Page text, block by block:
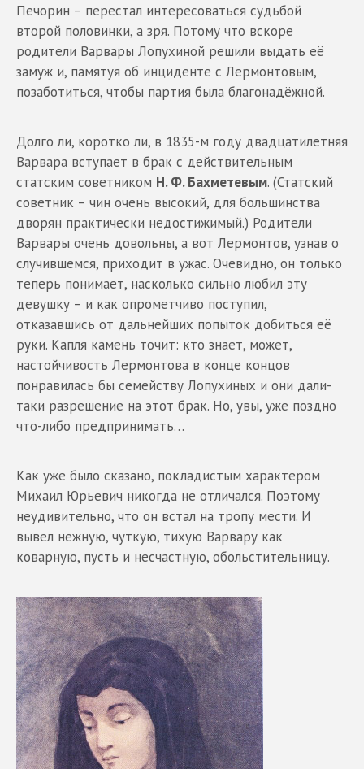
Печорин – перестал интересоваться судьбой
второй половинки, а зря. Потому что вскоре
родители Варвары Лопухиной решили выдать её
замуж и, памятуя об инциденте с Лермонтовым,
позаботиться, чтобы партия была благонадёжной.
Долго ли, коротко ли, в 1835-м году двадцатилетняя
Варвара вступает в брак с действительным
статским советником Н. Ф. Бахметевым. (Статский
советник – чин очень высокий, для большинства
дворян практически недостижимый.) Родители
Варвары очень довольны, а вот Лермонтов, узнав о
случившемся, приходит в ужас. Очевидно, он только
теперь понимает, насколько сильно любил эту
девушку – и как опрометчиво поступил,
отказавшись от дальнейших попыток добиться её
руки. Капля камень точит: кто знает, может,
настойчивость Лермонтова в конце концов
понравилась бы семейству Лопухиных и они дали-
таки разрешение на этот брак. Но, увы, уже поздно
что-либо предпринимать…
Как уже было сказано, покладистым характером
Михаил Юрьевич никогда не отличался. Поэтому
неудивительно, что он встал на тропу мести. И
вывел нежную, чуткую, тихую Варвару как
коварную, пусть и несчастную, обольстительницу.